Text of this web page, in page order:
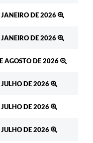
DE 2026
DE 2026
AGOSTO DE 2026
DE 2026
DE 2026
DE 2026